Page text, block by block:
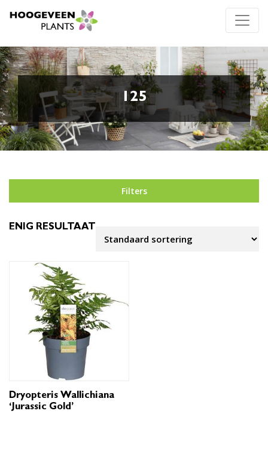
125
Filters
ENIG RESULTAAT
Dryopteris Wallichiana
‘Jurassic Gold’